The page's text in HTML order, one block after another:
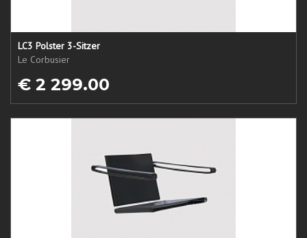
LC3 Polster 3-Sitzer
Le Corbusier
€ 2 299.00